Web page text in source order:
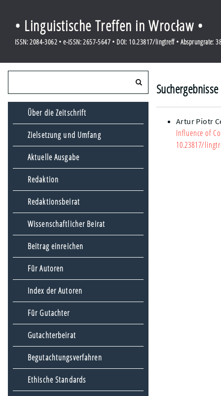
• Linguistische Treffen in Wrocław •
ISSN: 2084-3062 • e-ISSN: 2657-5647 • DOI: 10.23817/lingtreff • Absprungrate:
Über die Zeitschrift
Zielsetzung und Umfang
Aktuelle Ausgabe
Redaktion
Redaktionsbeirat
Wissenschaftlicher Beirat
Beitrag einreichen
Für Autoren
Index der Autoren
Für Gutachter
Gutachterbeirat
Begutachtungsverfahren
Ethische Standards
Artur Piotr
Influence of
10.23817/